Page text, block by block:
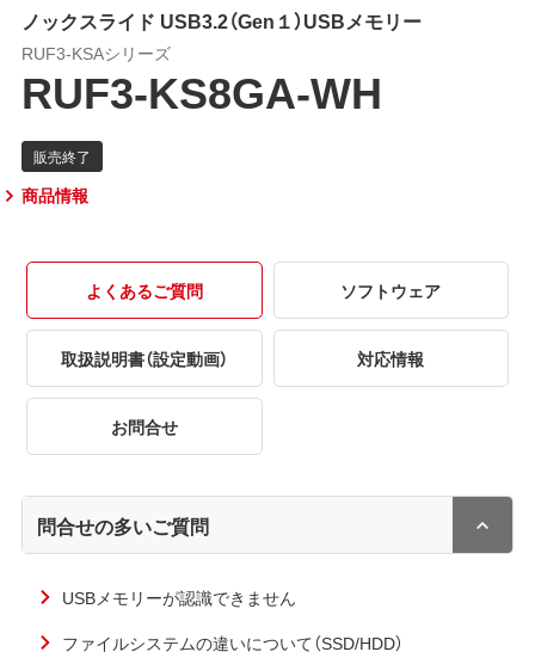
ノックスライド USB3.2（Gen１）USBメモリー
RUF3-KSAシリーズ
RUF3-KS8GA-WH
商品情報
よくあるご質問 ソフトウェア
取扱説明書（設定動画） 対応情報
お問合せ
問合せの多いご質問
USBメモリーが認識できません
ファイルシステムの違いについて（SSD/HDD）